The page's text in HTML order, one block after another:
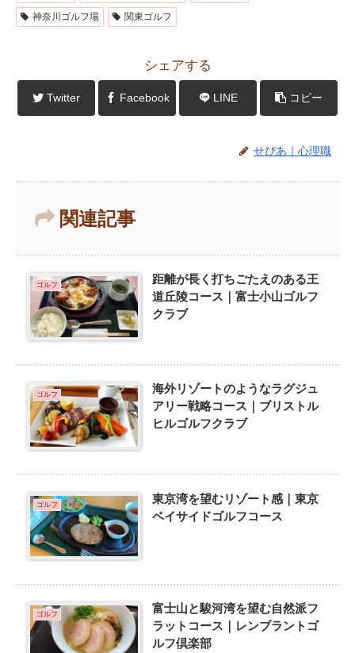
神奈川ゴルフ場 関東ゴルフ
シェアする
Twitter Facebook LINE コピー
せぴあ｜心理職
関連記事
ゴルフ
距離が長く打ちごたえのある王
道丘陵コース｜富士小山ゴルフ
クラブ
ゴルフ
海外リゾートのようなラグジュ
アリー戦略コース｜ブリストル
ヒルゴルフクラブ
ゴルフ
東京湾を望むリゾート感｜東京
ベイサイドゴルフコース
ゴルフ
富士山と駿河湾を望む自然派フ
ラットコース｜レンブラントゴ
ルフ倶楽部